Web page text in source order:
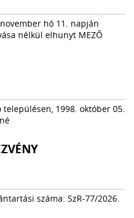
hó 11. napján
nélkül elhunyt MEZŐ
1998. október 05.
száma: SzR-77/2026.